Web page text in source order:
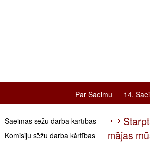
Par Saeimu 14.
Saeimas sēžu darba kārtības
Komisiju sēžu darba kārtības
mājas